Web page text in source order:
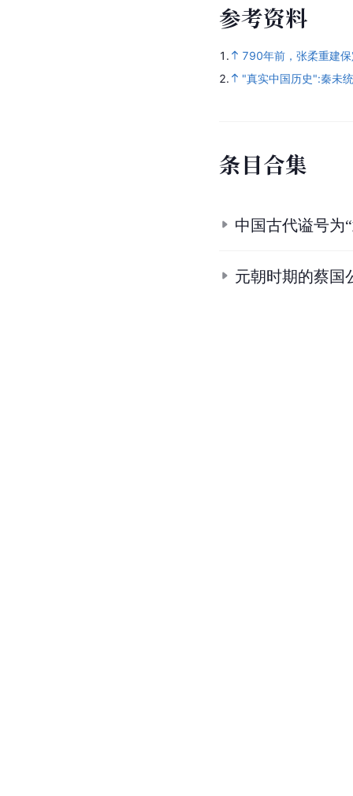
参考资料
1.
790年前，张柔重建
2.
"真实中国历史":秦未
条目合集
中国古代谥号为
元朝时期的蔡国